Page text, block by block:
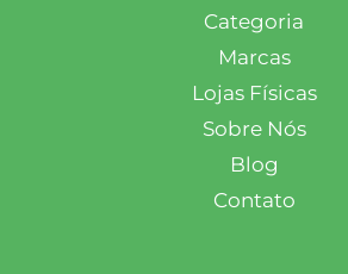
Categoria
Marcas
Lojas Físicas
Sobre Nós
Blog
Contato